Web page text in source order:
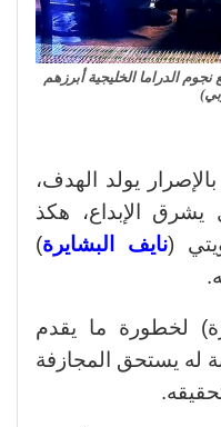
الدراما الخليجية أبرزهم
يولد الهدف،
يشرق الإبداع، هكذ
(نايف البشايرة)
لخطورة ما يقدم
له يستحق المجازفة